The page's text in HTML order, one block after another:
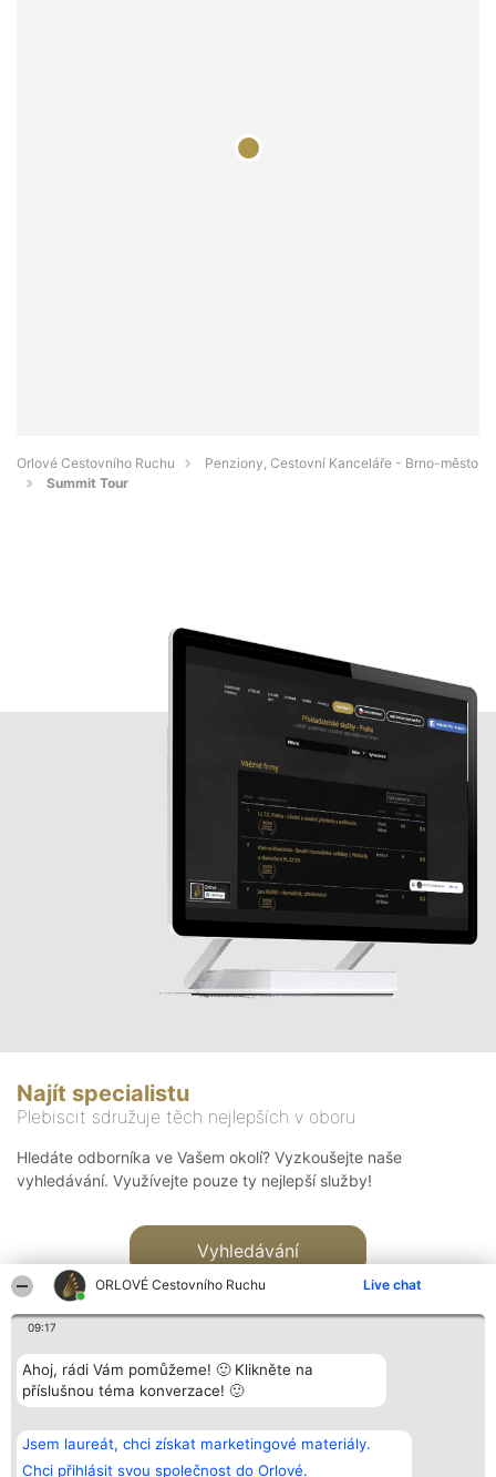
ORLOVÉ Cestovního Ruchu Live chat
09:17
Ahoj, rádi Vám pomůžeme! 🙂 Klikněte na
příslušnou téma konverzace! 🙂
Jsem laureát, chci získat marketingové materiály.
Chci přihlásit svou společnost do Orlové.
Orlové Cestovního Ruchu
Penziony, Cestovní Kanceláře - Brno-město
Summit Tour
Najít specialistu
Plebiscit sdružuje těch nejlepších v oboru
Hledáte odborníka ve Vašem okolí? Vyzkoušejte naše
vyhledávání. Využívejte pouze ty nejlepší služby!
Vyhledávání
Bright Side Solutions sp. z o.
o. sp. k.
ul. Ruska 22
Vítězové
Seznam všech
laureátů
Kontakt